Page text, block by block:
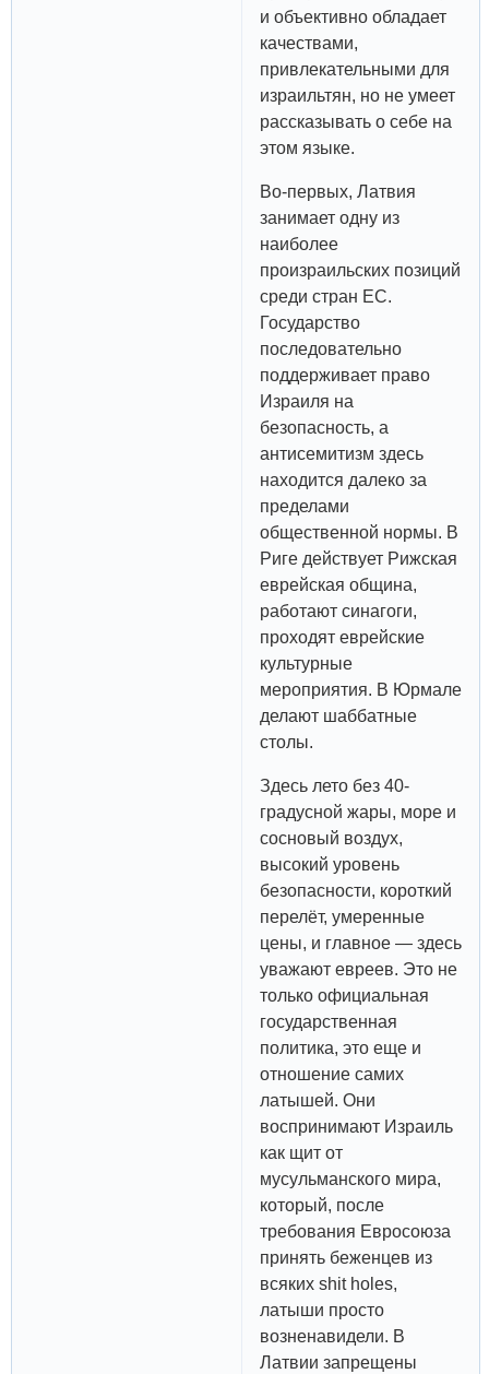
и объективно обладает
качествами,
привлекательными для
израильтян, но не умеет
рассказывать о себе на
этом языке.
Во-первых, Латвия
занимает одну из
наиболее
произраильских позиций
среди стран ЕС.
Государство
последовательно
поддерживает право
Израиля на
безопасность, а
антисемитизм здесь
находится далеко за
пределами
общественной нормы. В
Риге действует Рижская
еврейская община,
работают синагоги,
проходят еврейские
культурные
мероприятия. В Юрмале
делают шаббатные
столы.
Здесь лето без 40-
градусной жары, море и
сосновый воздух,
высокий уровень
безопасности, короткий
перелёт, умеренные
цены, и главное — здесь
уважают евреев. Это не
только официальная
государственная
политика, это еще и
отношение самих
латышей. Они
воспринимают Израиль
как щит от
мусульманского мира,
который, после
требования Евросоюза
принять беженцев из
всяких shit holes,
латыши просто
возненавидели. В
Латвии запрещены